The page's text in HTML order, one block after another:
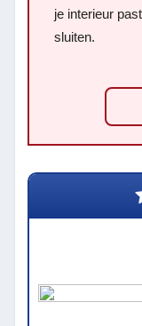
je interieur
sluiten.